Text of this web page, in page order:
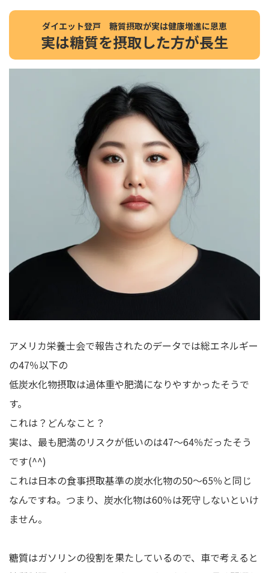
ダイエット登戸 糖質摂取が実は健康増進に恩恵
実は糖質を摂取した方が長生
アメリカ栄養士会で報告されたのデータでは総エネルギー
の47％以下の
低炭水化物摂取は過体重や肥満になりやすかったそうで
す。
これは？どんなこと？
実は、最も肥満のリスクが低いのは47〜64％だったそう
です(^^)
これは日本の食事摂取基準の炭水化物の50〜65％と同じ
なんですね。つまり、炭水化物は60％は死守しないといけ
ません。
糖質はガソリンの役割を果たしているので、車で考えると